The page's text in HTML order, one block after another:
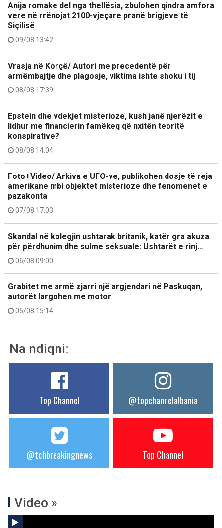
Anija romake del nga thellësia, zbulohen qindra amfora
vere në rrënojat 2100-vjeçare pranë brigjeve të
Siçilisë
09/08 13:42
Vrasja në Korçë/ Autori me precedentë për
armëmbajtje dhe plagosje, viktima ishte shoku i tij
08/08 17:39
Epstein dhe vdekjet misterioze, kush janë njerëzit e
lidhur me financierin famëkeq që nxitën teoritë
konspirative?
08/08 14:04
Foto+Video/ Arkiva e UFO-ve, publikohen dosje të reja
amerikane mbi objektet misterioze dhe fenomenet e
pazakonta
07/08 17:03
Skandal në kolegjin ushtarak britanik, katër gra akuza
për përdhunim dhe sulme seksuale: Ushtarët e rinj…
06/08 09:00
Grabitet me armë zjarri një argjendari në Paskuqan,
autorët largohen me motor
05/08 15:14
Na ndiqni:
Top Channel @topchannelalbania
@tchbreakingnews Top Channel
Video »